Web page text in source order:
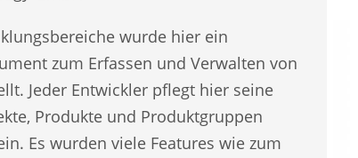
wurde hier ein
zum Erfassen und Verwalten von
Jeder Entwickler pflegt hier seine
Produkte und Produktgruppen
Es wurden viele Features wie zum